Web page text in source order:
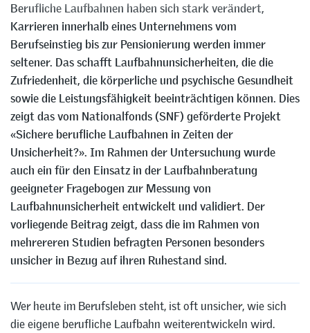
Berufliche Laufbahnen haben sich stark verändert,
Karrieren innerhalb eines Unternehmens vom
Berufseinstieg bis zur Pensionierung werden immer
seltener. Das schafft Laufbahnunsicherheiten, die die
Zufriedenheit, die körperliche und psychische Gesundheit
sowie die Leistungsfähigkeit beeinträchtigen können. Dies
zeigt das vom Nationalfonds (SNF) geförderte Projekt
«Sichere berufliche Laufbahnen in Zeiten der
Unsicherheit?». Im Rahmen der Untersuchung wurde
auch ein für den Einsatz in der Laufbahnberatung
geeigneter Fragebogen zur Messung von
Laufbahnunsicherheit entwickelt und validiert. Der
vorliegende Beitrag zeigt, dass die im Rahmen von
mehrereren Studien befragten Personen besonders
unsicher in Bezug auf ihren Ruhestand sind.
Wer heute im Berufsleben steht, ist oft unsicher, wie sich
die eigene berufliche Laufbahn weiterentwickeln wird.